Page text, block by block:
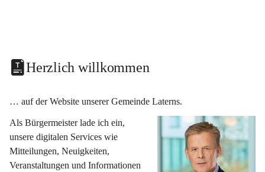
Herzlich willkommen
… auf der Website unserer Gemeinde Laterns.
Als Bürgermeister lade ich ein,
unsere digitalen Services wie
Mitteilungen, Neuigkeiten,
Veranstaltungen und Informationen